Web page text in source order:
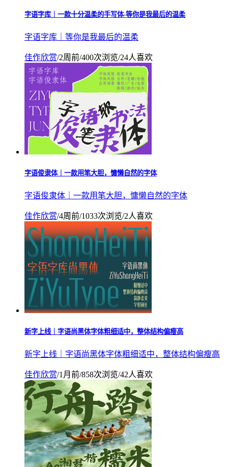
字语字库｜一款十分温柔的手写体-等你是我最后的温柔
字语字库｜等你是我最后的温柔
佳作欣赏/2周前/400次浏览/24人喜欢
字语俊隶体｜一款用笔大胆，慵懒自然的字体
字语俊隶体｜一款用笔大胆，慵懒自然的字体
佳作欣赏/4周前/1033次浏览/2人喜欢
新字上线｜字语尚黑体字体粗细适中，整体结构偏瘦高
新字上线｜字语尚黑体字体粗细适中，整体结构偏瘦高
佳作欣赏/1月前/858次浏览/42人喜欢